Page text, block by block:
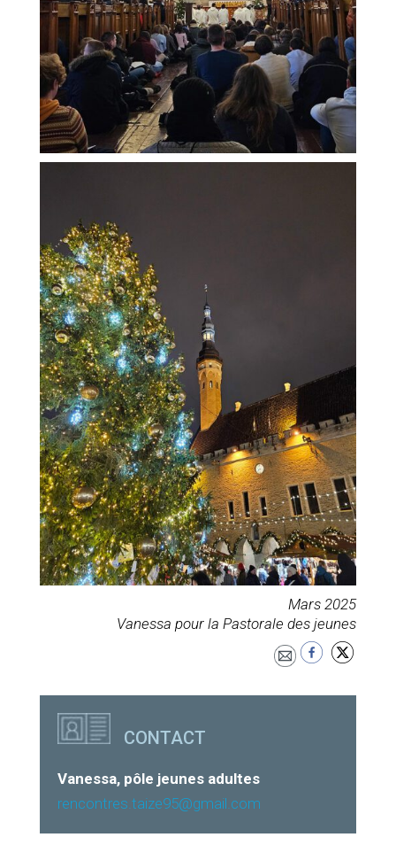
Mars 2025
Vanessa pour la Pastorale des jeunes
CONTACT
Vanessa, pôle jeunes adultes
rencontres.taize95@gmail.com